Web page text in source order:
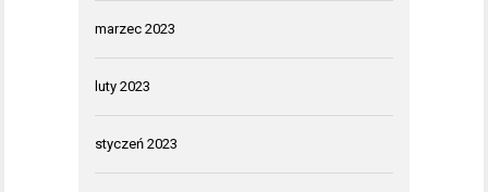
marzec 2023
luty 2023
styczeń 2023